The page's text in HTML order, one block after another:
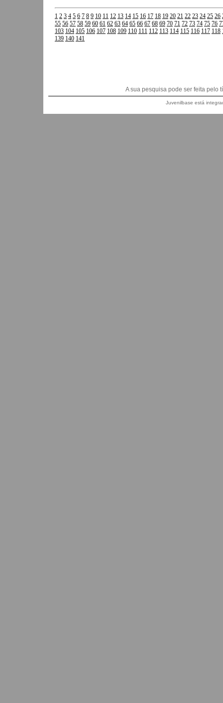
1 2 3 4 5 6 7 8 9 10 11 12 13 14 15 16 17 18 19 20 21 22 23 24 25 26
55 56 57 58 59 60 61 62 63 64 65 66 67 68 69 70 71 72 73 74 75 76
103 104 105 106 107 108 109 110 111 112 113 114 115 116 117 118
139 140 141
A sua pesquisa pode ser feita pelo
Juvenilbase está